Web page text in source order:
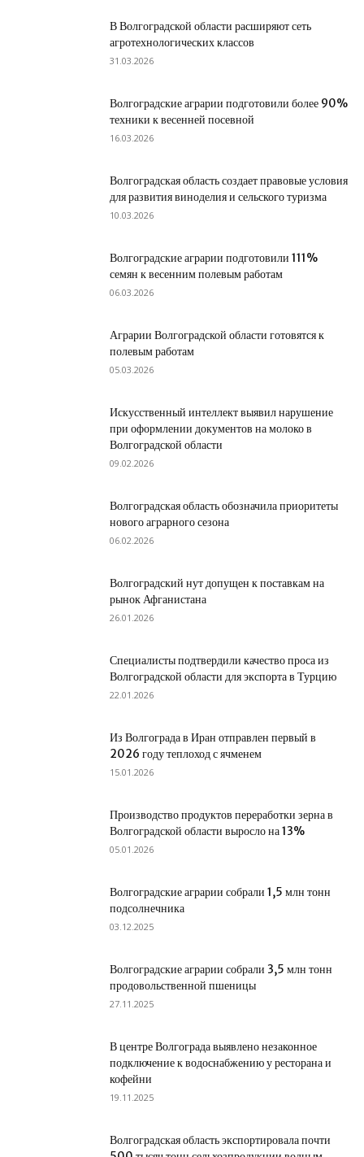
В Волгоградской области расширяют сеть
агротехнологических классов
31.03.2026
Волгоградские аграрии подготовили более 90%
техники к весенней посевной
16.03.2026
Волгоградская область создает правовые условия
для развития виноделия и сельского туризма
10.03.2026
Волгоградские аграрии подготовили 111%
семян к весенним полевым работам
06.03.2026
Аграрии Волгоградской области готовятся к
полевым работам
05.03.2026
Искусственный интеллект выявил нарушение
при оформлении документов на молоко в
Волгоградской области
09.02.2026
Волгоградская область обозначила приоритеты
нового аграрного сезона
06.02.2026
Волгоградский нут допущен к поставкам на
рынок Афганистана
26.01.2026
Специалисты подтвердили качество проса из
Волгоградской области для экспорта в Турцию
22.01.2026
Из Волгограда в Иран отправлен первый в
2026 году теплоход с ячменем
15.01.2026
Производство продуктов переработки зерна в
Волгоградской области выросло на 13%
05.01.2026
Волгоградские аграрии собрали 1,5 млн тонн
подсолнечника
03.12.2025
Волгоградские аграрии собрали 3,5 млн тонн
продовольственной пшеницы
27.11.2025
В центре Волгограда выявлено незаконное
подключение к водоснабжению у ресторана и
кофейни
19.11.2025
Волгоградская область экспортировала почти